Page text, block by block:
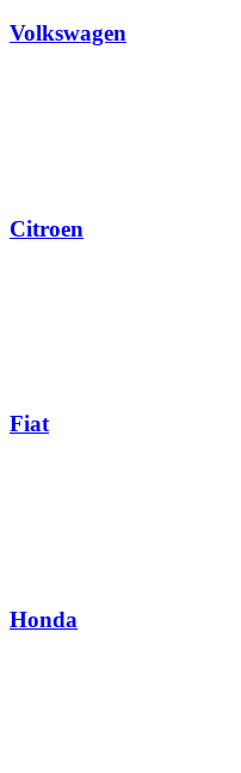
Volkswagen
Citroen
Fiat
Honda